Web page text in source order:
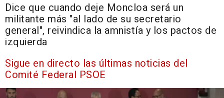
Dice que cuando deje Moncloa será un
militante más "al lado de su secretario
general", reivindica la amnistía y los pactos de
izquierda
Sigue en directo las últimas noticias del
Comité Federal PSOE